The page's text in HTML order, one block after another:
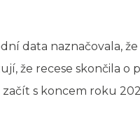
data naznačovala, že
že recese skončila o
s koncem roku